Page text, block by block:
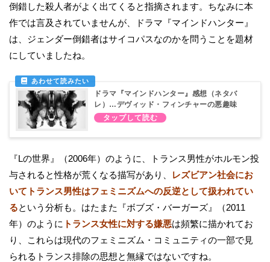
倒錯した殺人者がよく出てくると指摘されます。ちなみに本
作では言及されていませんが、ドラマ『マインドハンター』
は、ジェンダー倒錯者はサイコパスなのかを問うことを題材
にしていましたね。
ドラマ『マインドハンター』感想（ネタバ
レ）…デヴィッド・フィンチャーの悪趣味
『Lの世界』（2006年）のように、トランス男性がホルモン投
与されると性格が荒くなる描写があり、
レズビアン社会にお
いてトランス男性はフェミニズムへの反逆として扱われてい
るという分析も。はたまた『ボブズ・バーガーズ』（2011
年）のように トランス女性に対する嫌悪は頻繁に描かれてお
り、これらは現代のフェミニズム・コミュニティの一部で見
られるトランス排除の思想と無縁ではないですね。